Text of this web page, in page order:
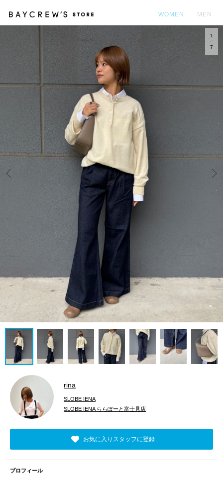
WOMEN MEN
1
7
rina
SLOBE IENA
SLOBE IENA ららぽーと富士見店
お気に入りスタッフに登録
プロフィール